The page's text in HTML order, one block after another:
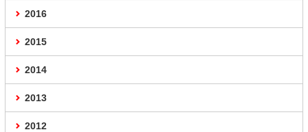
2016
2015
2014
2013
2012